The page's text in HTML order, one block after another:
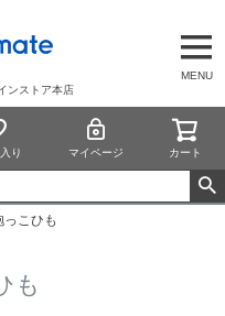
MENU
ンストア本店
り マイページ カート
っこひも
も